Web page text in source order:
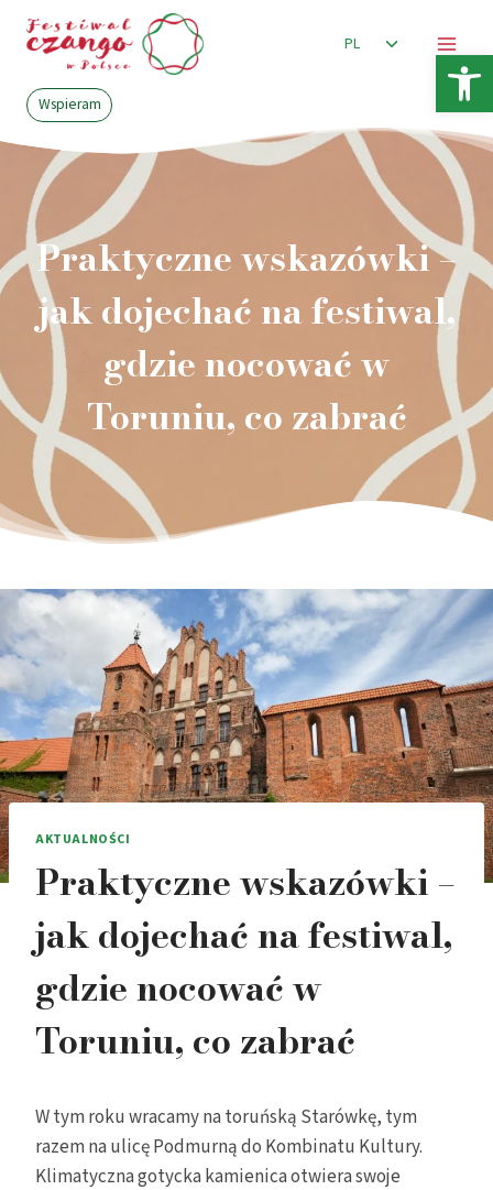
Przejdź
PL
Przełącz
podrzędne
Wspieram
Praktyczne wskazówki –
jak dojechać na festiwal,
gdzie nocować w
Toruniu, co zabrać
AKTUALNOŚCI
Praktyczne wskazówki –
jak dojechać na festiwal,
gdzie nocować w
Toruniu, co zabrać
W tym roku wracamy na toruńską Starówkę, tym
razem na ulicę Podmurną do Kombinatu Kultury.
Klimatyczna gotycka kamienica otwiera swoje